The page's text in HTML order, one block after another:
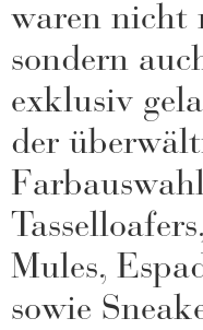
waren nicht
sondern
exklusiv
der
Mules,
sowie